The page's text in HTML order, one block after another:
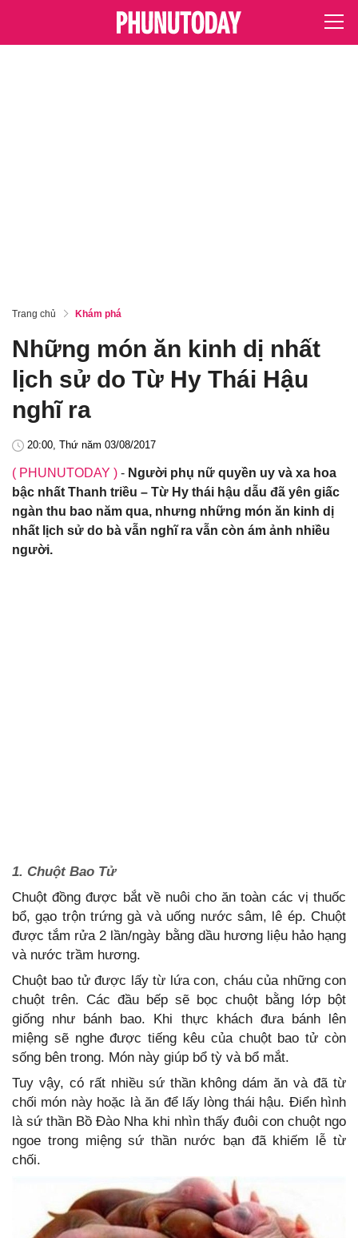
Trang chủ Khám phá
Những món ăn kinh dị nhất
lịch sử do Từ Hy Thái Hậu
nghĩ ra
20:00, Thứ năm 03/08/2017
( PHUNUTODAY ) - Người phụ nữ quyền uy và xa hoa
bậc nhất Thanh triều – Từ Hy thái hậu dẫu đã yên giấc
ngàn thu bao năm qua, nhưng những món ăn kinh dị
nhất lịch sử do bà vẫn nghĩ ra vẫn còn ám ảnh nhiều
người.
1. Chuột Bao Tử
Chuột đồng được bắt về nuôi cho ăn toàn các vị thuốc
bổ, gạo trộn trứng gà và uống nước sâm, lê ép. Chuột
được tắm rửa 2 lần/ngày bằng dầu hương liệu hảo hạng
và nước trầm hương.
Chuột bao tử được lấy từ lứa con, cháu của những con
chuột trên. Các đầu bếp sẽ bọc chuột bằng lớp bột
giống như bánh bao. Khi thực khách đưa bánh lên
miệng sẽ nghe được tiếng kêu của chuột bao tử còn
sống bên trong. Món này giúp bổ tỳ và bổ mắt.
Tuy vậy, có rất nhiều sứ thần không dám ăn và đã từ
chối món này hoặc là ăn để lấy lòng thái hậu. Điển hình
là sứ thần Bồ Đào Nha khi nhìn thấy đuôi con chuột ngo
ngoe trong miệng sứ thần nước bạn đã khiếm lễ từ
chối.